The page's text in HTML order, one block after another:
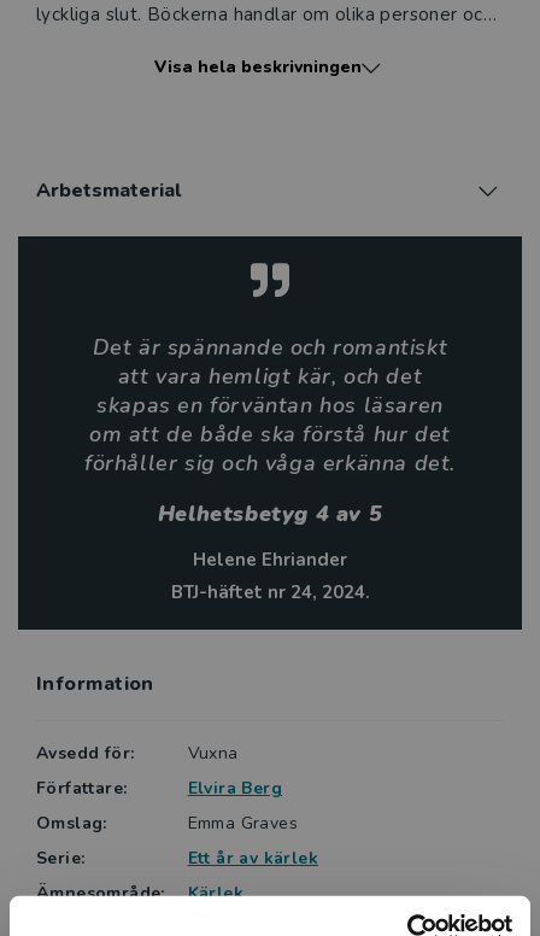
lyckliga slut. Böckerna handlar om olika personer och
läsare som behöver en mycket lättläst bok.
kärleksromaner. Hon är också logoped och
Så här skriver Helene Ehriander, BTJ, om Hem till jul
Den lättlästa feelgood-berättelsen Hem till jul är
första delen i Elvira Bergs serie Ett år av kärlek … Det
finns överraskningsmoment, julstämning och en
underbar kyss som skapar stämning. … Dialogen har
göra den korta berättelsen lättläst.
Visa hela beskrivningen
Arbetsmaterial
Det är spännande och romantiskt
att vara hemligt kär, och det
skapas en förväntan hos läsaren
om att de både ska förstå hur det
förhåller sig och våga erkänna det.
Helhetsbetyg 4 av 5
Helene Ehriander
BTJ-häftet nr 24, 2024.
Information
Avsedd för:
Vuxna
Författare:
Elvira Berg
Omslag:
Emma Graves
Serie:
Ett år av kärlek
Ämnesområde:
Kärlek